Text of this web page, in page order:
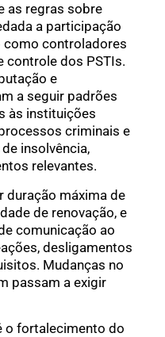
as regras sobre
a participação
como controladores
controle dos PSTIs.
e
a seguir padrões
às instituições
criminais e
insolvência,
relevantes.
duração máxima de
de renovação, e
comunicação ao
desligamentos
Mudanças no
passam a exigir
o fortalecimento do